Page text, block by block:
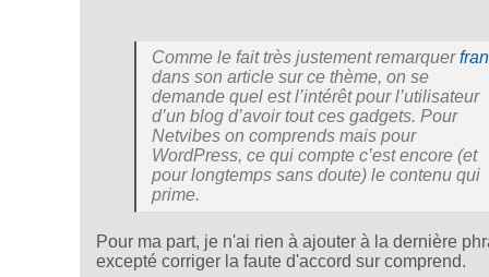
Comme le fait très justement remarquer
dans son article sur ce thème, on se
demande quel est l’intérêt pour l’utilisateur
d’un blog d’avoir tout ces gadgets. Pour
Netvibes on comprends mais pour
WordPress, ce qui compte c’est encore (et
pour longtemps sans doute) le contenu qui
prime.
Pour ma part, je n'ai rien à ajouter à la dernière
excepté corriger la faute d'accord sur comprend.